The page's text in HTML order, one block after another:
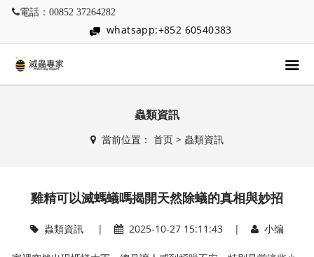
電話：00852 37264282
whatsapp:+852 60540383
蟲類資訊
當前位置： 首页> 蟲類資訊
雞精可以滅螞蟻嗎揭開天然除蟻的真相與妙招
蟲類資訊| 2025-10-27 15:11:43 | 小编